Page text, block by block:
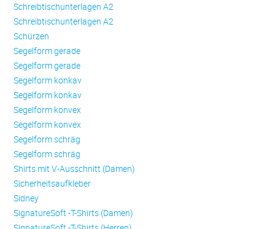
Schreibtischunterlagen A2
Schreibtischunterlagen A2
Schürzen
Se­gel­form ge­ra­de
Se­gel­form ge­ra­de
Se­gel­form konkav
Se­gel­form konkav
Se­gel­form konvex
Se­gel­form konvex
Se­gel­form schräg
Se­gel­form schräg
Shirts mit V-Ausschnitt (Damen)
Sicherheitsaufkleber
Sidney
SignatureSoft -T-Shirts (Damen)